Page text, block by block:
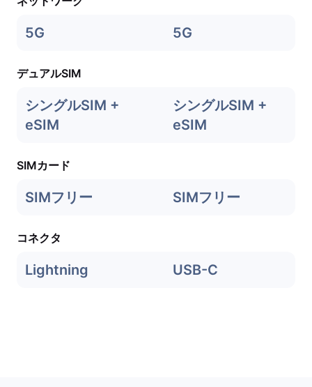
5G 5G
デュアルSIM
シングルSIM +
eSIM
シングルSIM +
eSIM
SIMカード
SIMフリー SIMフリー
コネクタ
Lightning USB-C